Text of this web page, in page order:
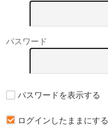
パスワード
パスワードを表示する
ログインしたままにする